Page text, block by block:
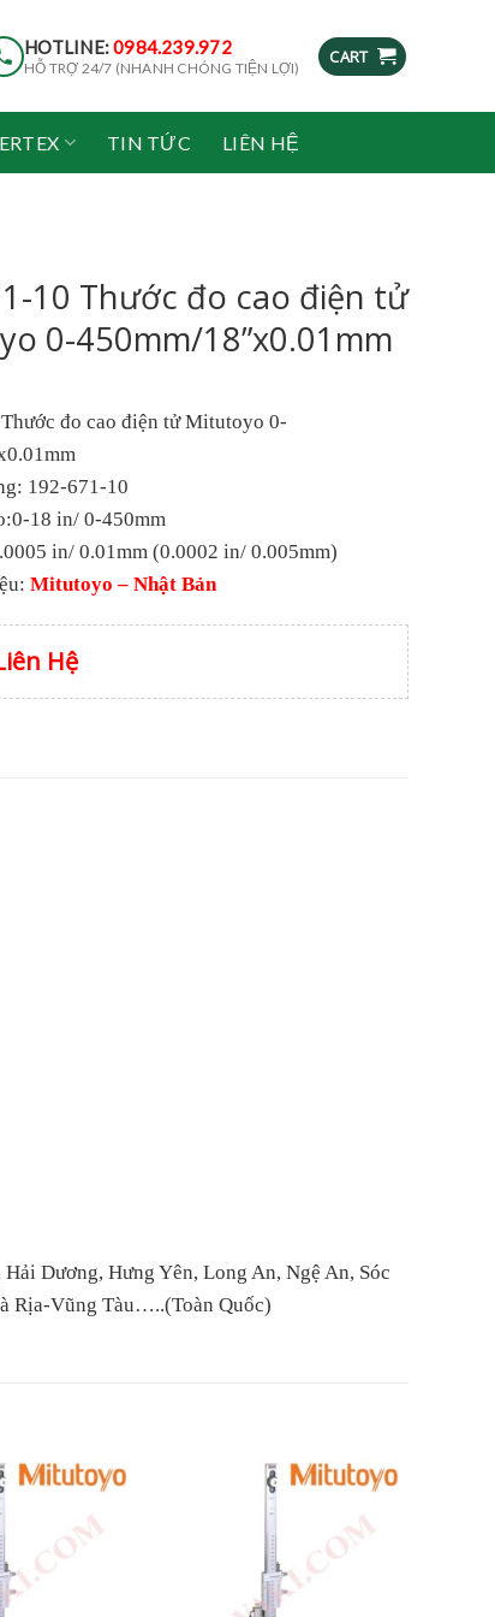
HOTLINE:0984.239.972
HỖ TRỢ 24/7 (NHANH CHÓNG TIỆN LỢI)
CART
TIN TỨC LIÊN HỆ
10 Thước đo cao điện tử
0-450mm/18”x0.01mm
đo cao điện tử Mitutoyo 0-
192-671-10
18 in/ 0-450mm
in/ 0.01mm (0.0002 in/ 0.005mm)
Mitutoyo – Nhật Bản
Hệ
Dương, Hưng Yên, Long An, Ngệ An, Sóc
Rịa-Vũng Tàu…..(Toàn Quốc)